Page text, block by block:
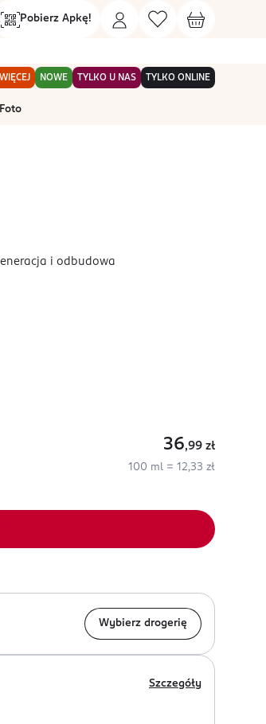
Pobierz Apkę!
NOWE TYLKO U NAS TYLKO ONLINE
Foto
i odbudowa
36,99 zł
100 ml = 12,33 zł
Wybierz drogerię
Szczegóły